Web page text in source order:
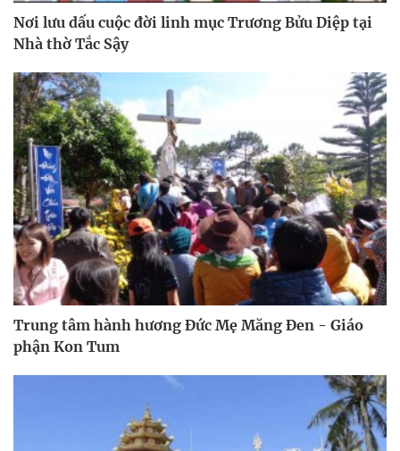
Nơi lưu dấu cuộc đời linh mục Trương Bửu Diệp tại
Nhà thờ Tắc Sậy
Trung tâm hành hương Đức Mẹ Măng Đen - Giáo
phận Kon Tum